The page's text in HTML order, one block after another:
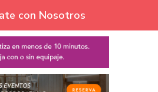
con Nosotros